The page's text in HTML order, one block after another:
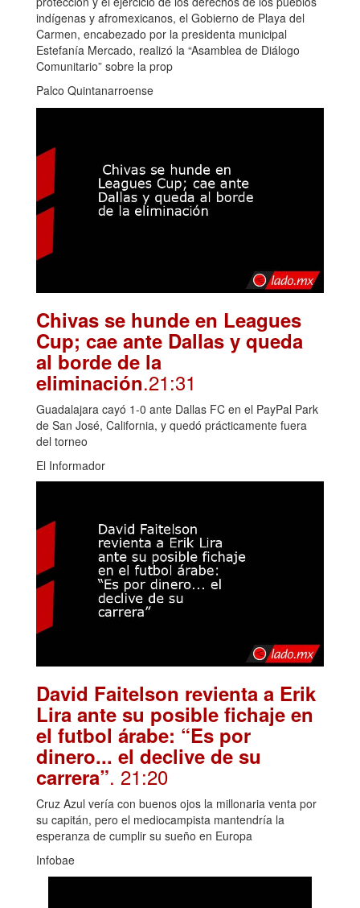
indígenas y afromexicanos, el Gobierno de Playa del
Carmen, encabezado por la presidenta municipal
Estefanía Mercado, realizó la “Asamblea de Diálogo
Comunitario” sobre la prop
Palco Quintanarroense
Chivas se hunde en Leagues
Cup; cae ante Dallas y queda
al borde de la
eliminación.21:31
Guadalajara cayó 1-0 ante Dallas FC en el PayPal Park
de San José, California, y quedó prácticamente fuera
del torneo
El Informador
David Faitelson revienta a Erik
Lira ante su posible fichaje en
el futbol árabe: “Es por
dinero... el declive de su
carrera”. 21:20
Cruz Azul vería con buenos ojos la millonaria venta por
su capitán, pero el mediocampista mantendría la
esperanza de cumplir su sueño en Europa
Infobae